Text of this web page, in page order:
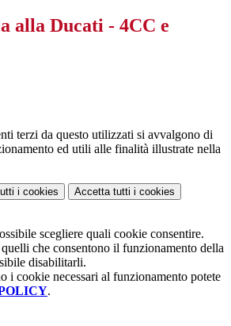
alla Ducati - 4CC e
terzi da questo utilizzati si avvalgono di
ed utili alle finalità illustrate nella
i cookies Accetta tutti i cookies
scegliere quali cookie consentire.
che consentono il funzionamento della
disabilitarli.
i cookie necessari al funzionamento potete
.